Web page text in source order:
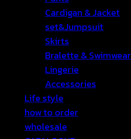
Cardigan & Jacket
set&Jumpsuit
Skirts
Bralette & Swimwear
Lingerie
Accessories
Life style
how to order
wholesale